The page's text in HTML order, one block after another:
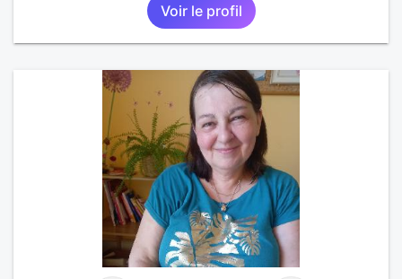
Voir le profil